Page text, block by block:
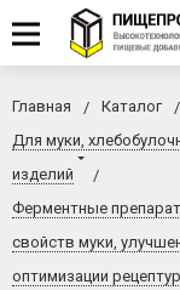
Главная
Каталог
Для муки,
изделий
Ферментные
свойств муки,
оптимизации рецептур